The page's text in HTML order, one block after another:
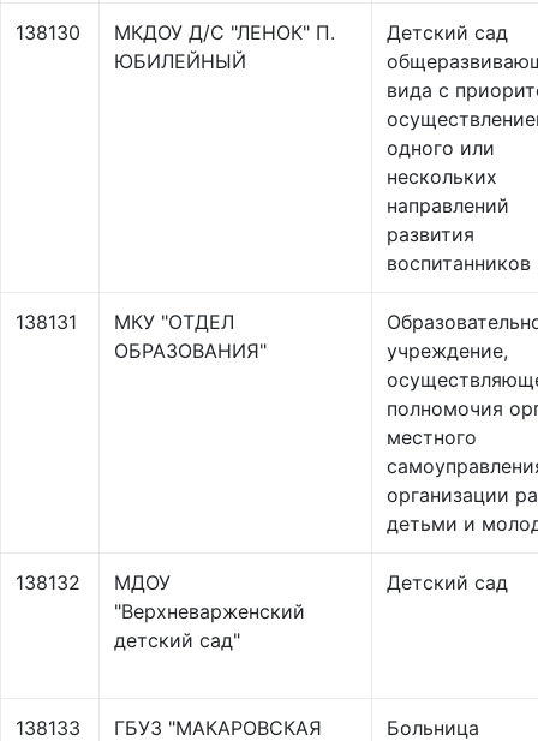
138130
МКДОУ Д/С "ЛЕНОК" П.
ЮБИЛЕЙНЫЙ
Детский сад
вида с
одного или
нескольких
направлений
развития
воспитанников
138131
МКУ "ОТДЕЛ
ОБРАЗОВАНИЯ"
учреждение,
полномочия
местного
организации
детьми и
138132
МДОУ
"Верхневарженский
детский сад"
Детский сад
138133
ГБУЗ "МАКАРОВСКАЯ
Больница